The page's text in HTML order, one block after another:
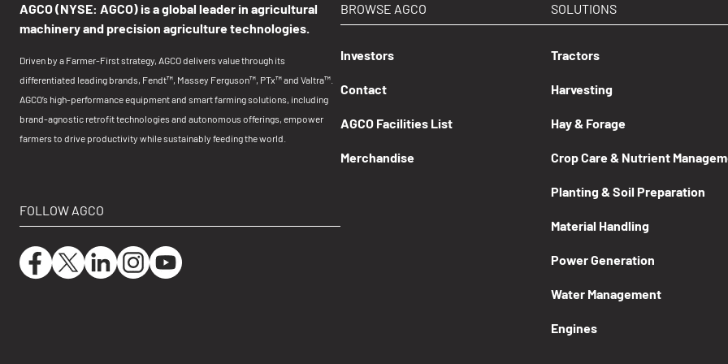
AGCO (NYSE: AGCO) is a global leader in agricultural
machinery and precision agriculture technologies.
Driven by a Farmer-First strategy, AGCO delivers value through its
differentiated leading brands, Fendt™, Massey Ferguson™, PTx™ and Valtra™.
AGCO’s high-performance equipment and smart farming solutions, including
brand-agnostic retrofit technologies and autonomous offerings, empower
farmers to drive productivity while sustainably feeding the world.
FOLLOW AGCO
BROWSE AGCO
Investors
Contact
AGCO Facilities List
Merchandise
SOLUTIONS
Tractors
Harvesting
Hay & Forage
Crop Care & Nutrient
Planting & Soil Preparation
Material Handling
Power Generation
Water Management
Engines